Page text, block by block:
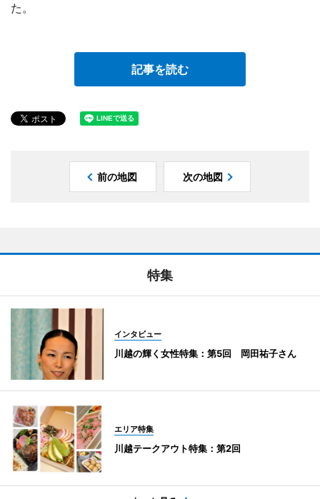
た。
記事を読む
前の地図 次の地図
特集
インタビュー
川越の輝く女性特集：第5回 岡田祐子さん
エリア特集
川越テークアウト特集：第2回